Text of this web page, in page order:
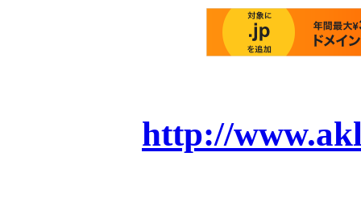
http://